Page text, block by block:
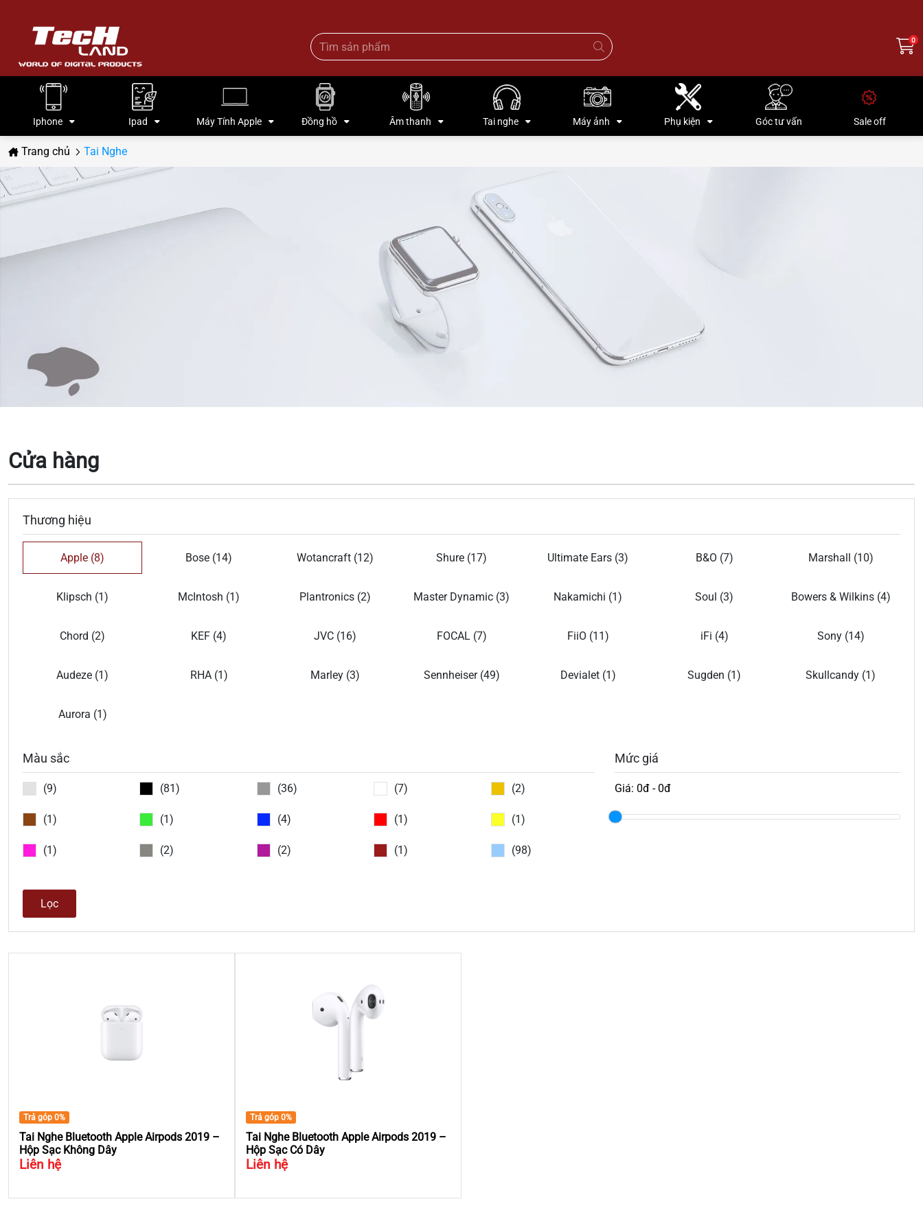
0
Iphone Ipad Máy Tính Apple Đồng hồ Âm thanh Tai nghe Máy ảnh Phụ kiện Góc tư vấn Sale off
Trang chủ Tai Nghe
Cửa hàng
Thương hiệu
Apple (8) Bose (14) Wotancraft (12) Shure (17) Ultimate Ears (3) B&O (7) Marshall (10)
Klipsch (1) McIntosh (1) Plantronics (2) Master Dynamic (3) Nakamichi (1) Soul (3) Bowers & Wilkins (4)
Chord (2) KEF (4) JVC (16) FOCAL (7) FiiO (11) iFi (4) Sony (14)
Audeze (1) RHA (1) Marley (3) Sennheiser (49) Devialet (1) Sugden (1) Skullcandy (1)
Aurora (1)
Màu sắc
(9) (81) (36) (7) (2)
(1) (1) (4) (1) (1)
(1) (2) (2) (1) (98)
Mức giá
Lọc
Trả góp 0%
Tai Nghe Bluetooth Apple Airpods 2019 –
Hộp Sạc Không Dây
Liên hệ
Trả góp 0%
Tai Nghe Bluetooth Apple Airpods 2019 –
Hộp Sạc Có Dây
Liên hệ